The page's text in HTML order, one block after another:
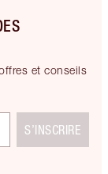
et conseils
S’INSCRIRE